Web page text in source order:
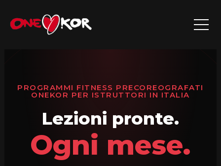
contenuto
PROGRAMMI FITNESS PRECOREOGRAFATI
ONEKOR PER ISTRUTTORI IN ITALIA
Lezioni pronte.
Ogni mese.